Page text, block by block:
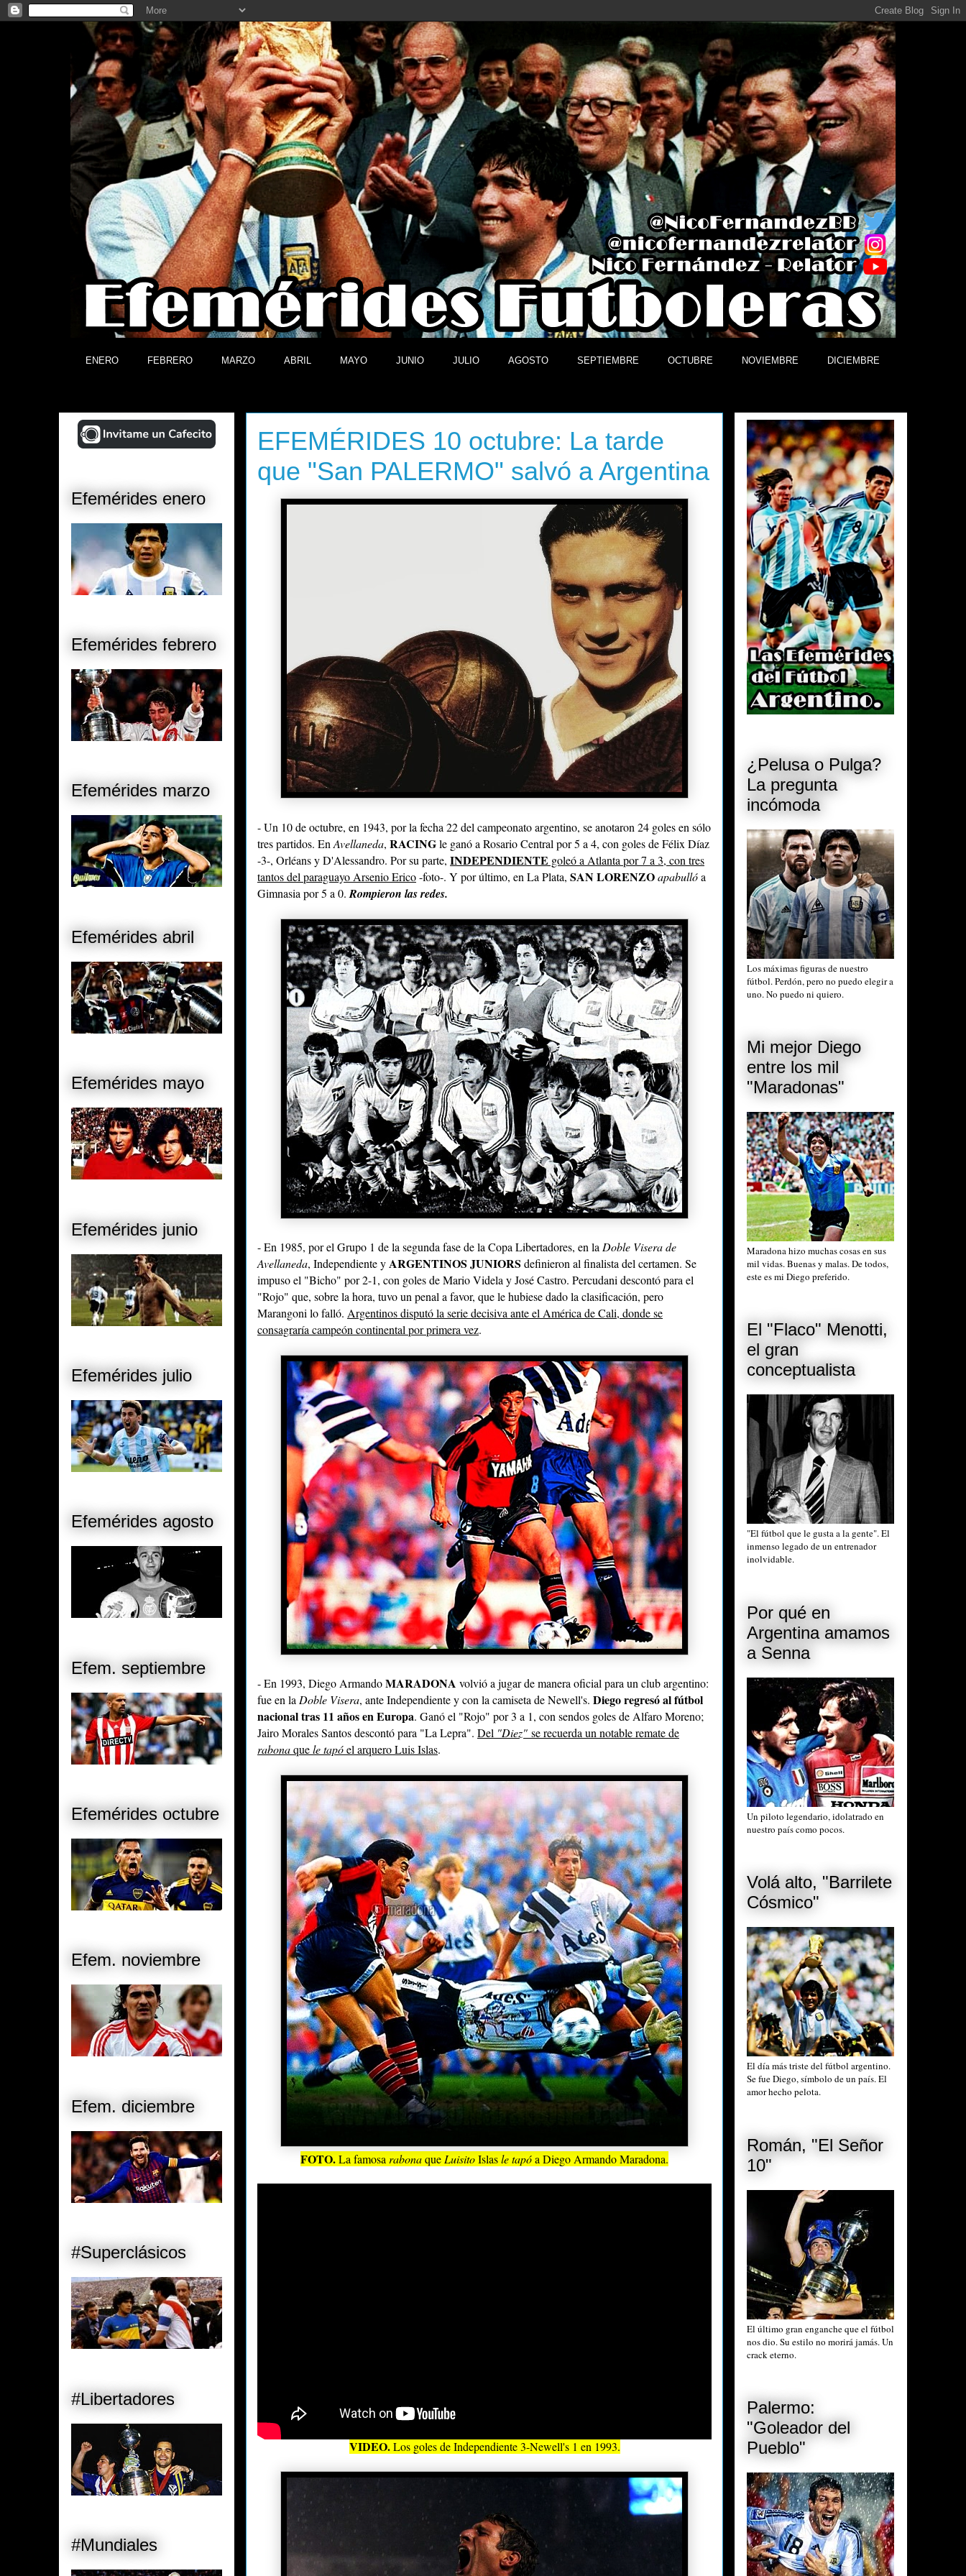
ENERO FEBRERO MARZO ABRIL MAYO JUNIO JULIO AGOSTO SEPTIEMBRE OCTUBRE NOVIEMBRE DICIEMBRE
EFEMÉRIDES 10 octubre: La tarde
que "San PALERMO" salvó a Argentina
- Un 10 de octubre, en 1943, por la fecha 22 del campeonato argentino, se anotaron 24 goles en sólo
tres partidos. En Avellaneda, RACINGle ganó a Rosario Central por 5 a 4, con goles de Félix Díaz
-3-, Orléans y D'Alessandro. Por su parte, INDEPENDIENTE goleó a Atlanta por 7 a 3, con tres
tantos del paraguayo Arsenio Erico-foto-. Y por último, en La Plata, SAN LORENZOapabullóa
Gimnasia por 5 a 0. Rompieron las redes.
- En 1985, por el Grupo 1 de la segunda fase de la Copa Libertadores, en la Doble Visera de
Avellaneda, Independiente y ARGENTINOS JUNIORS definieron al finalista del certamen. Se
impuso el "Bicho" por 2-1, con goles de Mario Videla y José Castro. Percudani descontó para el
"Rojo" que, sobre la hora, tuvo un penal a favor, que le hubiese dado la clasificación, pero
Marangoni lo falló. Argentinos disputó la serie decisiva ante el América de Cali, donde se
consagraría campeón continental por primera vez.
- En 1993, Diego ArmandoMARADONA volvió a jugar de manera oficial para un club argentino:
fue en la Doble Visera, ante Independiente y con la camiseta de Newell's. Diego regresó al fútbol
nacional tras 11 años en Europa. Ganó el "Rojo" por 3 a 1, con sendos goles de Alfaro Moreno;
Jairo Morales Santos descontó para "La Lepra". Del "Diez" se recuerda un notable remate de
rabonaquele tapóel arquero Luis Islas.
FOTO.La famosa rabonaque LuisitoIslasle tapóa Diego Armando Maradona.
VIDEO.Los goles de Independiente 3-Newell's 1 en 1993.
Efemérides enero
Efemérides febrero
Efemérides marzo
Efemérides abril
Efemérides mayo
Efemérides junio
Efemérides julio
Efemérides agosto
Efem. septiembre
Efemérides octubre
Efem. noviembre
Efem. diciembre
#Superclásicos
#Libertadores
#Mundiales
¿Pelusa o Pulga?
La pregunta
incómoda
Los máximas figuras de nuestro
fútbol. Perdón, pero no puedo elegir a
uno. No puedo ni quiero.
Mi mejor Diego
entre los mil
"Maradonas"
Maradona hizo muchas cosas en sus
mil vidas. Buenas y malas. De todos,
este es mi Diego preferido.
El "Flaco" Menotti,
el gran
conceptualista
"El fútbol que le gusta a la gente". El
inmenso legado de un entrenador
inolvidable.
Por qué en
Argentina amamos
a Senna
Un piloto legendario, idolatrado en
nuestro país como pocos.
Volá alto, "Barrilete
Cósmico"
El día más triste del fútbol argentino.
Se fue Diego, símbolo de un país. El
amor hecho pelota.
Román, "El Señor
10"
El último gran enganche que el fútbol
nos dio. Su estilo no morirá jamás. Un
crack eterno.
Palermo:
"Goleador del
Pueblo"